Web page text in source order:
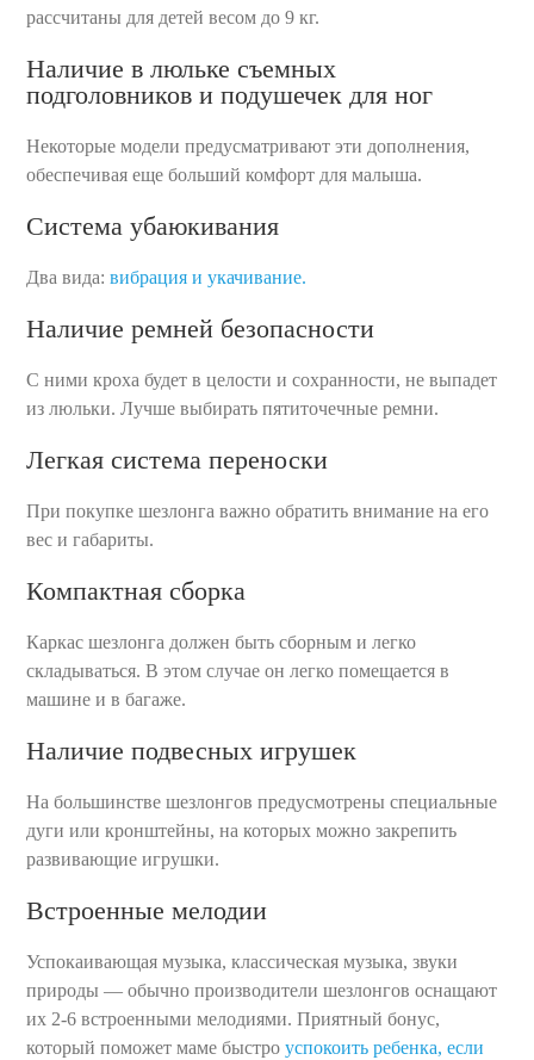
рассчитаны для детей весом до 9 кг.
Наличие в люльке съемных
подголовников и подушечек для ног
Некоторые модели предусматривают эти дополнения,
обеспечивая еще больший комфорт для малыша.
Система убаюкивания
Два вида:вибрация и укачивание.
Наличие ремней безопасности
С ними кроха будет в целости и сохранности, не выпадет
из люльки. Лучше выбирать пятиточечные ремни.
Легкая система переноски
При покупке шезлонга важно обратить внимание на его
вес и габариты.
Компактная сборка
Каркас шезлонга должен быть сборным и легко
складываться. В этом случае он легко помещается в
машине и в багаже.
Наличие подвесных игрушек
На большинстве шезлонгов предусмотрены специальные
дуги или кронштейны, на которых можно закрепить
развивающие игрушки.
Встроенные мелодии
Успокаивающая музыка, классическая музыка, звуки
природы — обычно производители шезлонгов оснащают
их 2-6 встроенными мелодиями. Приятный бонус,
который поможет маме быстроуспокоить ребенка, если